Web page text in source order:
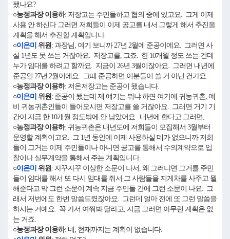
됐나요?
○농정과장 이용하: 저장고는 주민들하고 협의 중에 있고요. 그게 이제
사용 안 하신다 그러면 저희들이 이제 공고를 내서 그렇게 해서 추진을
계획을 해서 추진할 계획입니다.
○이은미 위원: 과장님, 여기 보니까 27년 2월에 준공이에요. 그러면 사
실 1년도 못 쓰는 거잖아요. 저장고를, 그죠. 한 10개월 정도 쓰는 건데
누가 임대를 하려고 할까요. 지금이 26년 3월이잖아요. 그러면 내년에
준공인 27년 2월이에요. 그때 준공하면 이분들이 쓸 거 아닌 건가요.
○농정과장 이용하: 저온저장고는 준공이 됐습니다.
○이은미 위원: 준공이 됐는데 제 얘기는 뭐냐 하면 여기에 귀농귀촌, 예
비 귀농귀촌인들이 들어오시면 저장고를 쓸 거잖아요. 그러면 거기 기
간이 지금 한 10개월 정도밖에 안 남았어요. 내년에 한다고 그러면,
○농정과장 이용하: 귀농귀촌은 내년도에 저희들이 모집해서 3월부터
운영할 계획이고요. 그 1년 동안에 이제 사용하실 데가 없으니까 저희
들이 그거는 이제 주민들이나 아니면 공고를 통해서 수의계약으로 입
찰이나 실무계약을 통해서 주는 계획입니다.
○이은미 위원: 자꾸자꾸 이상한 소문이 나서, 왜 그러냐면 그거를 주민
들이 임대를 해서 또 다시 임대를 줘서 그 사람들을 지게차를 사주고 뭘
해준다고 막 그런 소문이 계속 지금 주민들 간에 그런 소문이 나요. 그
래서 저번에도 한번 말씀드렸잖아요. 그런데 얼마 전에 또 그런 말씀을
하시는 거예요. 꼭 가서 여쭤봐 달라고, 지금 그러면 아무런 계획은 없
는 거죠.
○농정과장 이용하: 네, 현재까지는 계획이 없습니다.